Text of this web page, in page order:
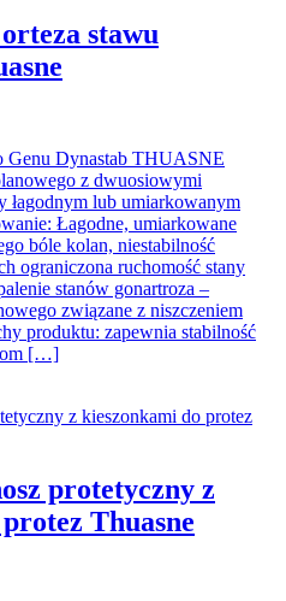
stawu
zł
zł
Genu Dynastab THUASNE
z dwuosiowymi
łagodnym lub umiarkowanym
Łagodne, umiarkowane
bóle kolan, niestabilność
ograniczona ruchomość stany
stanów gonartroza –
związane z niszczeniem
produktu: zapewnia stabilność
[…]
protetyczny z
Thuasne